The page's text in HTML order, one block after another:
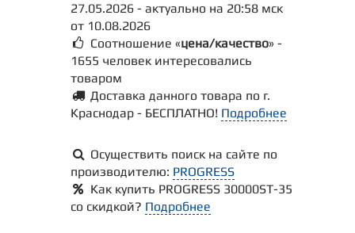
27.05.2026 - актуально на 20:58 мск
от 10.08.2026
Соотношение «цена/качество» -
1655 человек интересовались
товаром
Доставка данного товара по г.
Краснодар - БЕСПЛАТНО! Подробнее
Осуществить поиск на сайте по
производителю: PROGRESS
Как купить PROGRESS 30000SТ-35
со скидкой? Подробнее